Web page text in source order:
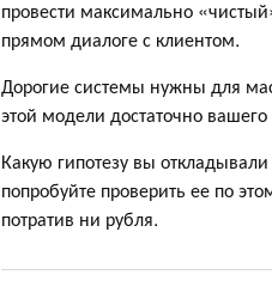
провести максимально
прямом диалоге с клиентом.
Дорогие системы нужны для
этой модели достаточно
Какую гипотезу вы
попробуйте проверить ее по
потратив ни рубля.